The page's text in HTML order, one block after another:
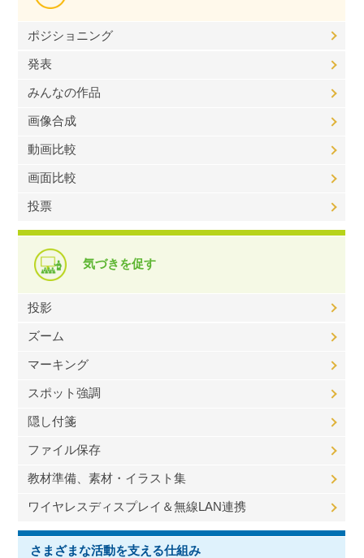
ポジショニング
発表
みんなの作品
画像合成
動画比較
画面比較
投票
気づきを促す
投影
ズーム
マーキング
スポット強調
隠し付箋
ファイル保存
教材準備、素材・イラスト集
ワイヤレスディスプレイ＆無線LAN連携
さまざまな活動を支える仕組み